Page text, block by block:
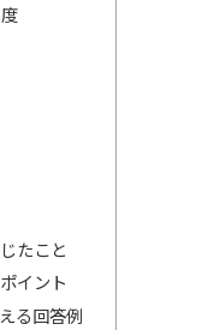
たこと
イント
る回答例